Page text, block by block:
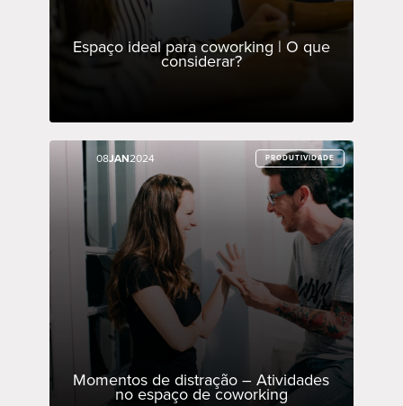
Espaço ideal para coworking | O que
considerar?
08JAN2024 PRODUTIVIDADE
Momentos de distração – Atividades
no espaço de coworking
08JAN2024 PRODUTIVIDADE